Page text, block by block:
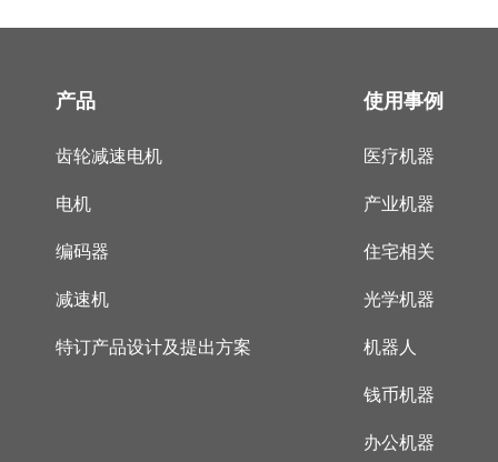
产品
齿轮减速电机
电机
编码器
减速机
特订产品设计及提出方案
使用事例
医疗机器
产业机器
住宅相关
光学机器
机器人
钱币机器
办公机器